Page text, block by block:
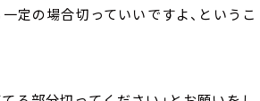
一定の場合切っていいですよ、というこ